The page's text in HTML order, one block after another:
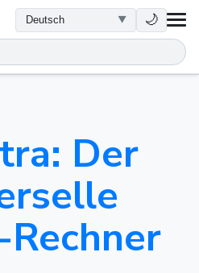
🌙
Der